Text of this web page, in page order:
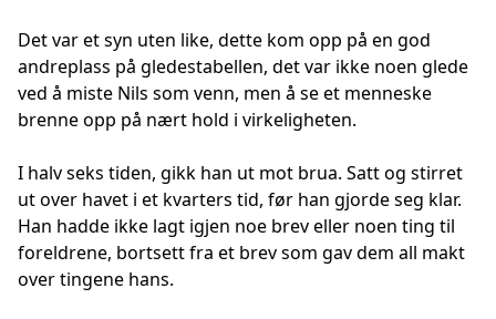
Det var et syn uten like, dette kom opp på en god
andreplass på gledestabellen, det var ikke noen glede
ved å miste Nils som venn, men å se et menneske
brenne opp på nært hold i virkeligheten.
I halv seks tiden, gikk han ut mot brua. Satt og stirret
ut over havet i et kvarters tid, før han gjorde seg klar.
Han hadde ikke lagt igjen noe brev eller noen ting til
foreldrene, bortsett fra et brev som gav dem all makt
over tingene hans.